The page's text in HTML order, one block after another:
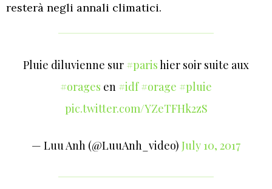
resterà negli annali climatici.
Pluie diluvienne sur #parishier soir suite aux
#orages en #idf #orage #pluie
pic.twitter.com/YZeTFHk2zS
— Luu Anh (@LuuAnh_video) July 10, 2017